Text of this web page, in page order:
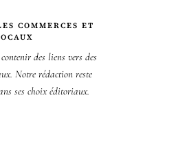
COMMERCES ET
des liens vers des
Notre rédaction reste
ses choix éditoriaux.